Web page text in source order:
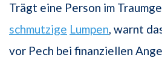
Trägt eine Person im
schmutzige Lumpen, warnt
vor Pech bei finanziellen